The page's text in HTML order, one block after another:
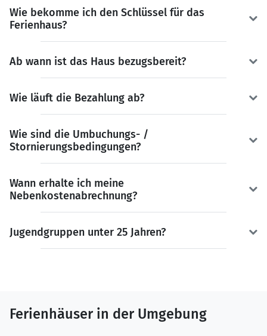
Wie bekomme ich den Schlüssel für das
Ferienhaus?
Ab wann ist das Haus bezugsbereit?
Wie läuft die Bezahlung ab?
Wie sind die Umbuchungs- /
Stornierungsbedingungen?
Wann erhalte ich meine
Nebenkostenabrechnung?
Jugendgruppen unter 25 Jahren?
Ferienhäuser in der Umgebung